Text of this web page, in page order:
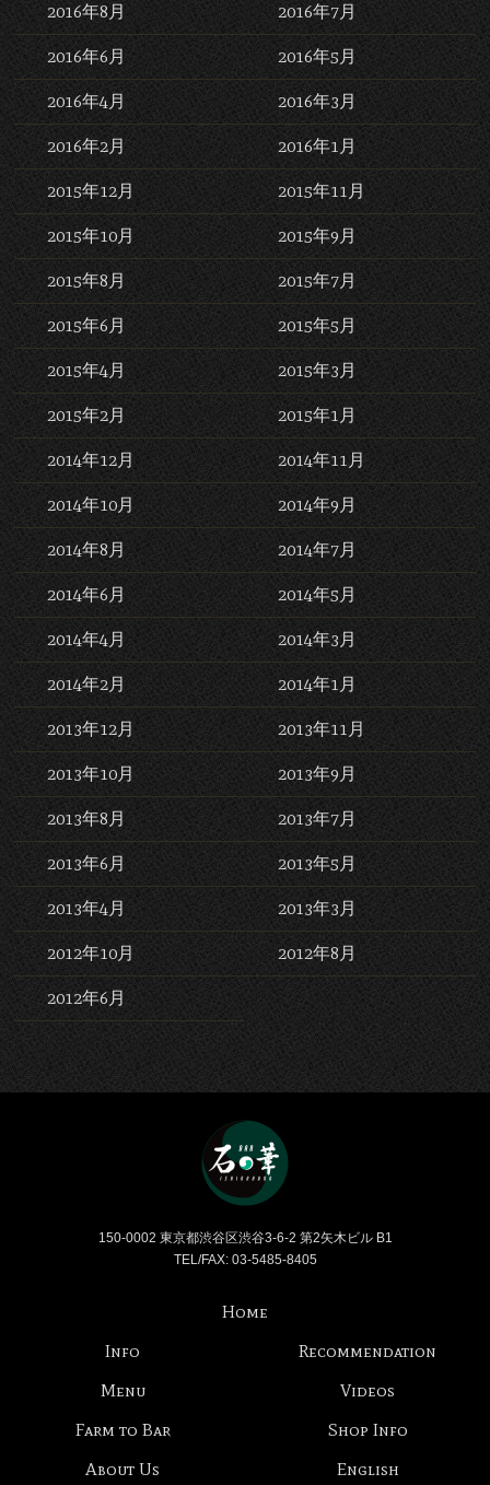
2016年8月 2016年7月
2016年6月 2016年5月
2016年4月 2016年3月
2016年2月 2016年1月
2015年12月 2015年11月
2015年10月 2015年9月
2015年8月 2015年7月
2015年6月 2015年5月
2015年4月 2015年3月
2015年2月 2015年1月
2014年12月 2014年11月
2014年10月 2014年9月
2014年8月 2014年7月
2014年6月 2014年5月
2014年4月 2014年3月
2014年2月 2014年1月
2013年12月 2013年11月
2013年10月 2013年9月
2013年8月 2013年7月
2013年6月 2013年5月
2013年4月 2013年3月
2012年10月 2012年8月
2012年6月
150-0002 東京都渋谷区渋谷3-6-2 第2矢木ビル B1
TEL/FAX: 03-5485-8405
Home
Info
Recommendation
Menu
Videos
Farm to Bar
Shop Info
About Us
English